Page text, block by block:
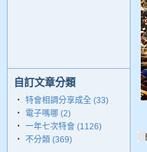
自訂文章分類
‧ 特會相調分享成全 (33)
‧
電子嗎哪 (2)
‧ 一年七次特會 (1126)
‧ 不分類 (369)